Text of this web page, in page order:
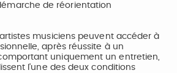
de réorientation
musiciens peuvent accéder à
après réussite à un
uniquement un entretien,
l'une des deux conditions